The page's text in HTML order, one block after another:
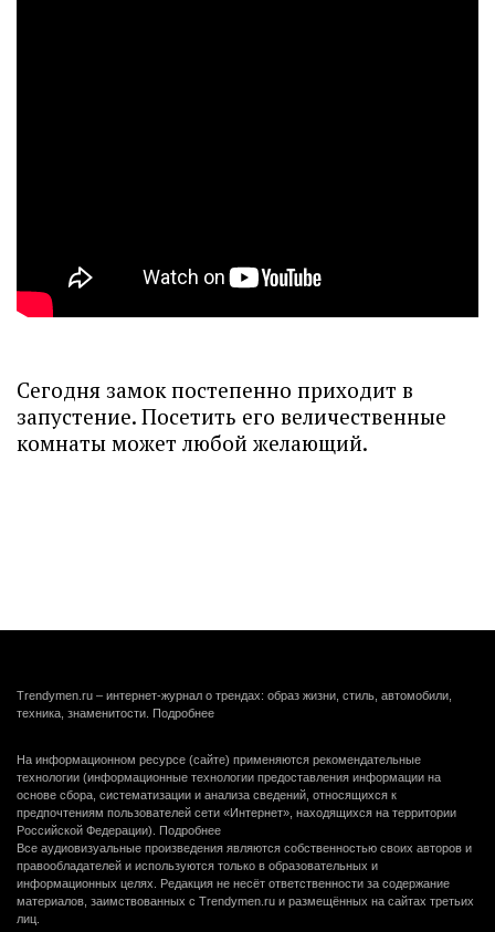
Сегодня замок постепенно приходит в
запустение. Посетить его величественные
комнаты может любой желающий.
Trendymen.ru – интернет-журнал о трендах: образ жизни, стиль, автомобили,
техника, знаменитости. Подробнее
На информационном ресурсе (сайте) применяются рекомендательные
технологии (информационные технологии предоставления информации на
основе сбора, систематизации и анализа сведений, относящихся к
предпочтениям пользователей сети «Интернет», находящихся на территории
Российской Федерации). Подробнее
Все аудиовизуальные произведения являются собственностью своих авторов и
правообладателей и используются только в образовательных и
информационных целях. Редакция не несёт ответственности за содержание
материалов, заимствованных с Trendymen.ru и размещённых на сайтах третьих
лиц.